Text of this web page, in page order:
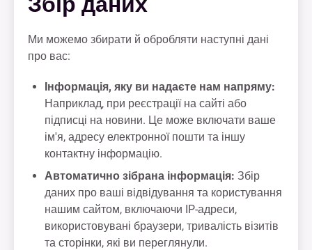
Ми можемо збирати й обробляти наступні дані
про вас:
Інформація, яку ви надаєте нам напряму:
Наприклад, при реєстрації на сайті або
підписці на новини. Це може включати ваше
ім'я, адресу електронної пошти та іншу
контактну інформацію.
Автоматично зібрана інформація: Збір
даних про ваші відвідування та користування
нашим сайтом, включаючи IP-адреси,
використовувані браузери, тривалість візитів
та сторінки, які ви переглянули.